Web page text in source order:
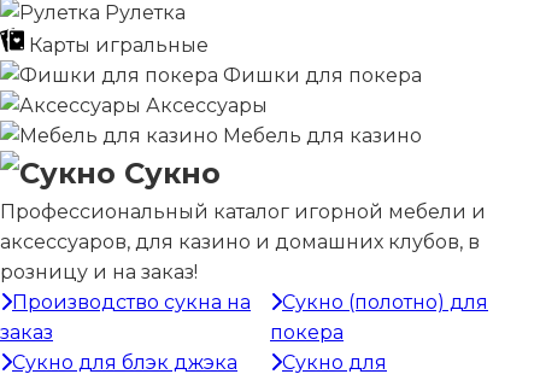
Рулетка
Карты игральные
Фишки для покера
Аксессуары
Мебель для казино
Сукно
Профессиональный каталог игорной мебели и
аксессуаров, для казино и домашних клубов, в
розницу и на заказ!
Производство сукна на
заказ
Сукно (полотно) для
покера
Сукно для блэк джэка
Сукно для